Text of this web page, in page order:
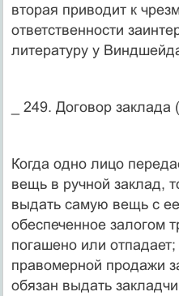
вторая приводит к
ответственности
литературу у
_ 249. Договор
Когда одно лицо
вещь в ручной заклад,
выдать самую вещь с
обеспеченное залогом
погашено или
правомерной продажи
обязан выдать